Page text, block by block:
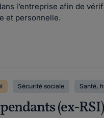
l’entreprise afin de
et personnelle.
Sécurité sociale Santé,
(ex-